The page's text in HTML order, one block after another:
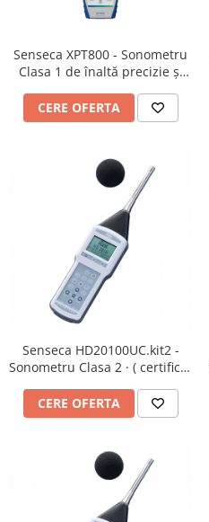
Termometru
Senseca XPT800 - Sonometru
Clasa 1 de înaltă precizie și
IEC 61672:2013
CERE OFERTA
Senseca HD20100UC.kit2 -
Sonometru Clasa 2 · ( certificat
CERE OFERTA